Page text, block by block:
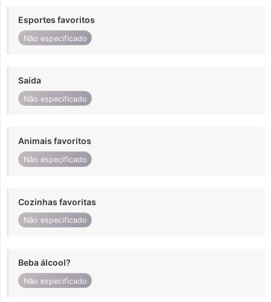
Esportes favoritos
Não especificado
Saída
Não especificado
Animais favoritos
Não especificado
Cozinhas favoritas
Não especificado
Beba álcool?
Não especificado